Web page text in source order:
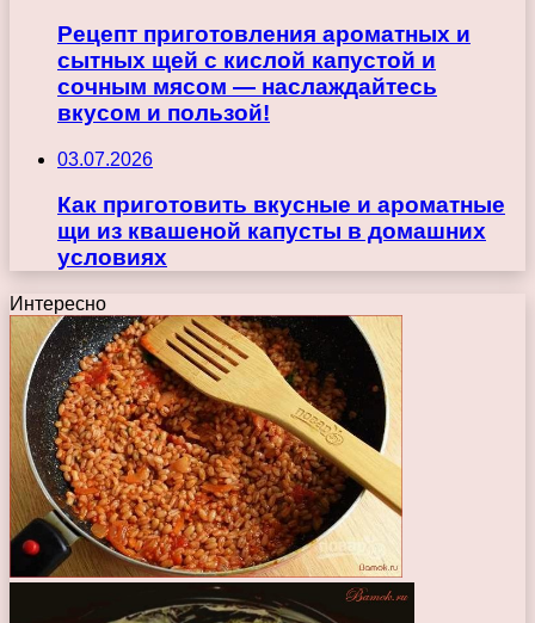
Рецепт приготовления ароматных и
сытных щей с кислой капустой и
сочным мясом — наслаждайтесь
вкусом и пользой!
03.07.2026
Как приготовить вкусные и ароматные
щи из квашеной капусты в домашних
условиях
Интересно